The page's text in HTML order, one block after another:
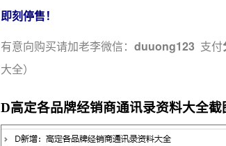
即刻停售！
有意向购买请加老李微信： duuong123 支付
大全）
D高定各品牌经销商通讯录资料大全截